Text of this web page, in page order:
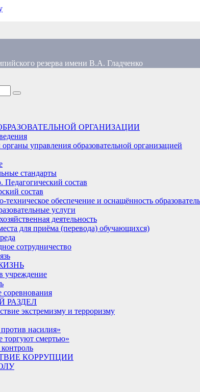
резерва имени В.А. Гладченко
ОРГАНИЗАЦИИ
управления образовательной организацией
стандарты
Педагогический состав
состав
техническое обеспечение и оснащённость
услуги
деятельность
для приёма (перевода) обучающихся)
сотрудничество
учреждение
РАЗДЕЛ
экстремизму и терроризму
насилия»
торгуют смертью»
КОРРУПЦИИ